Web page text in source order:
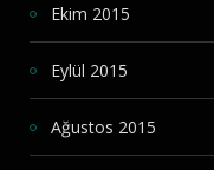
Ekim 2015
Eylül 2015
Ağustos 2015